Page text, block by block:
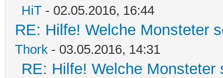
HiT - 02.05.2016, 16:44
RE: Hilfe! Welche Monsteter
Thork - 03.05.2016, 14:31
RE: Hilfe! Welche